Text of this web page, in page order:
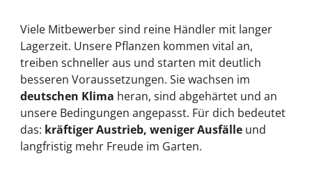
Viele Mitbewerber sind reine Händler mit langer
Lagerzeit. Unsere Pflanzen kommen vital an,
treiben schneller aus und starten mit deutlich
besseren Voraussetzungen. Sie wachsen im
deutschen Klima heran, sind abgehärtet und an
unsere Bedingungen angepasst. Für dich bedeutet
das: kräftiger Austrieb, weniger Ausfälle und
langfristig mehr Freude im Garten.